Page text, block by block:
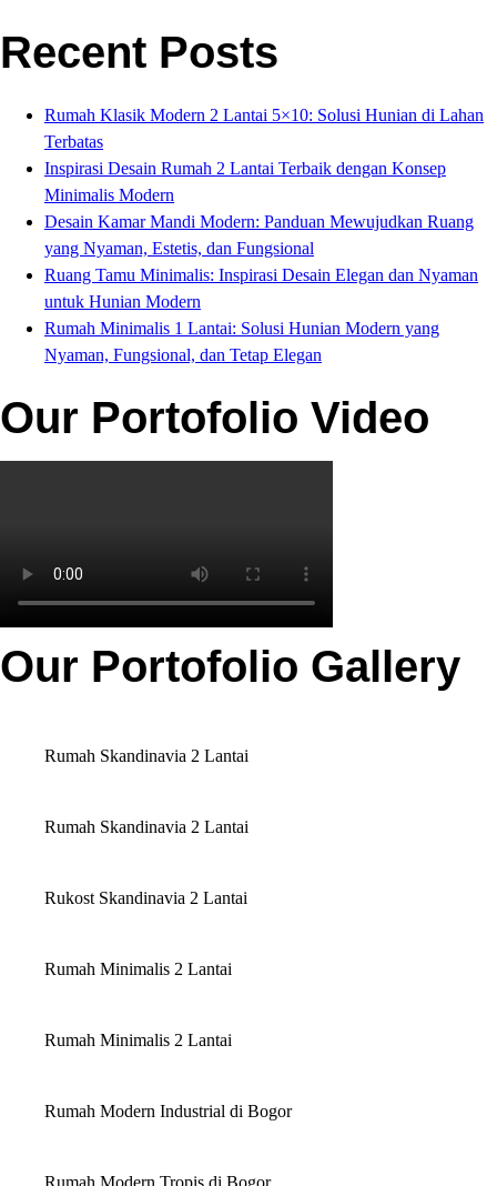
Recent Posts
Rumah Klasik Modern 2 Lantai 5×10: Solusi Hunian di Lahan
Terbatas
Inspirasi Desain Rumah 2 Lantai Terbaik dengan Konsep
Minimalis Modern
Desain Kamar Mandi Modern: Panduan Mewujudkan Ruang
yang Nyaman, Estetis, dan Fungsional
Ruang Tamu Minimalis: Inspirasi Desain Elegan dan Nyaman
untuk Hunian Modern
Rumah Minimalis 1 Lantai: Solusi Hunian Modern yang
Nyaman, Fungsional, dan Tetap Elegan
Our Portofolio Video
Our Portofolio Gallery
Rumah Skandinavia 2 Lantai
Rumah Skandinavia 2 Lantai
Rukost Skandinavia 2 Lantai
Rumah Minimalis 2 Lantai
Rumah Minimalis 2 Lantai
Rumah Modern Industrial di Bogor
Rumah Modern Tropis di Bogor